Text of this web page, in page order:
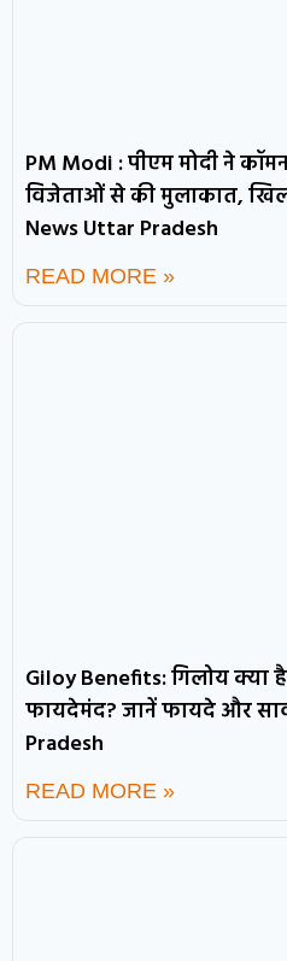
PM Modi : पीएम मोदी ने
विजेताओं से की मुलाकात,
News Uttar Pradesh
READ MORE »
Giloy Benefits: गिलोय
फायदेमंद? जानें फायदे और
Pradesh
READ MORE »